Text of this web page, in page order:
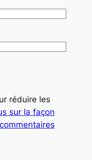
réduire les
sur la façon